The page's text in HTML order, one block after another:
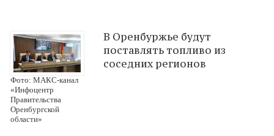
Фото: МАКС-канал
«Инфоцентр
Правительства
Оренбургской
области»
В Оренбуржье будут
поставлять топливо из
соседних регионов